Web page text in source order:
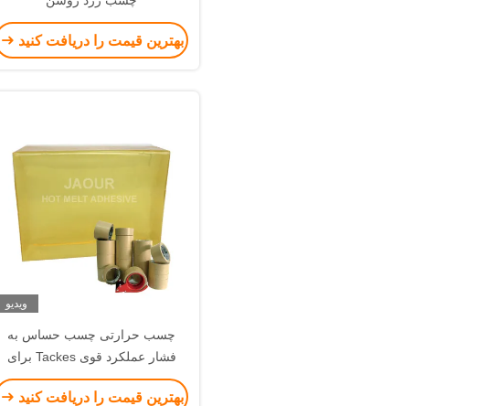
بهترین قیمت را دریافت کنید
ویدیو
چسب حرارتی چسب حساس به
فشار عملکرد قوی Tackes برای
نوارهای صنعتی
بهترین قیمت را دریافت کنید